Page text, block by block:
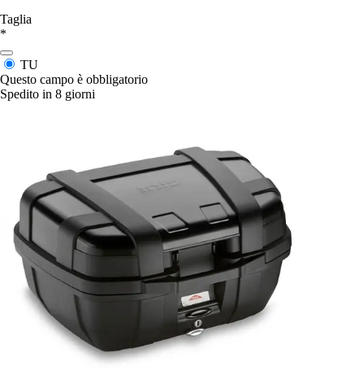
Taglia
*
TU
Questo campo è obbligatorio
Spedito in 8 giorni